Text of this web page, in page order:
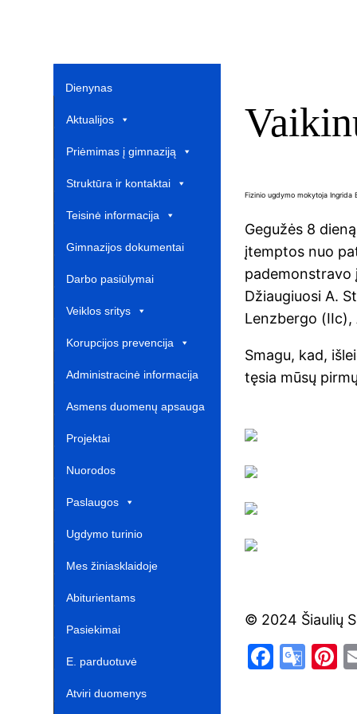
Dienynas
Aktualijos
Priėmimas į gimnaziją
Struktūra ir kontaktai
Teisinė informacija
Gimnazijos dokumentai
Darbo pasiūlymai
Veiklos sritys
Korupcijos prevencija
Administracinė informacija
Asmens duomenų apsauga
Projektai‎
Nuorodos ‎ ‎ ‎ ‎ ‎ ‎ ‎ ‎ ‎ ‎ ‎‎
Paslaugos
Ugdymo turinio
atnaujinimas‎
Mes žiniasklaidoje‎
Abiturientams‎‎
Pasiekimai
E. parduotuvė ‎ ‎ ‎ ‎ ‎ ‎ ‎ ‎ ‎ ‎ ‎ ‎ ‎
Atviri duomenys
Fizinio ugdymo mokytoja
Gegužės 8
įtemptos nuo
pademonstravo
Džiaugiuosi A.
Lenzbergo (IIc),
Smagu, kad,
tęsia mūsų
© 2024 Šiaulių
F
G